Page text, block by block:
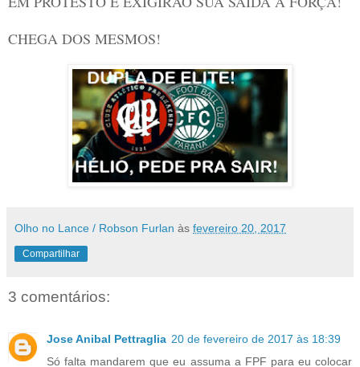
CHEGA DOS MESMOS!
Olho no Lance / Robson Furlan às fevereiro 20, 2017
Compartilhar
3 comentários:
Jose Anibal Pettraglia 20 de fevereiro de 2017 às 18:39
Só falta mandarem que eu assuma a FPF para eu colocar